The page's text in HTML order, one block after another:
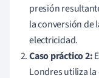
presión
la conversión de
electricidad.
Caso práctico 2:
Londres utiliza